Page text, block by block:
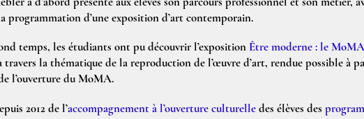
a d’abord présenté aux élèves son parcours professionnel et son métier,
programmation d’une exposition d’art contemporain.
temps, les étudiants ont pu découvrir l’exposition Être moderne : le
travers la thématique de la reproduction de l’œuvre d’art, rendue possible à
l’ouverture du MoMA.
2012 de l’accompagnement à l’ouverture culturelledes élèves des